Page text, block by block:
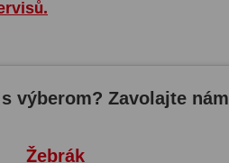
výberom? Zavolajte nám
Žebrák